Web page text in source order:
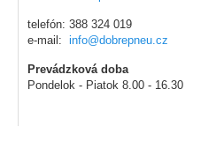
telefón: 388 324 019
e-mail: info@dobrepneu.cz
Prevádzková doba
Pondelok - Piatok 8.00 - 16.30